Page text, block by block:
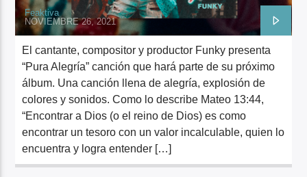
Feaktiva
NOVIEMBRE 26, 2021
El cantante, compositor y productor Funky presenta
“Pura Alegría” canción que hará parte de su próximo
álbum. Una canción llena de alegría, explosión de
colores y sonidos. Como lo describe Mateo 13:44,
“Encontrar a Dios (o el reino de Dios) es como
encontrar un tesoro con un valor incalculable, quien lo
encuentra y logra entender […]